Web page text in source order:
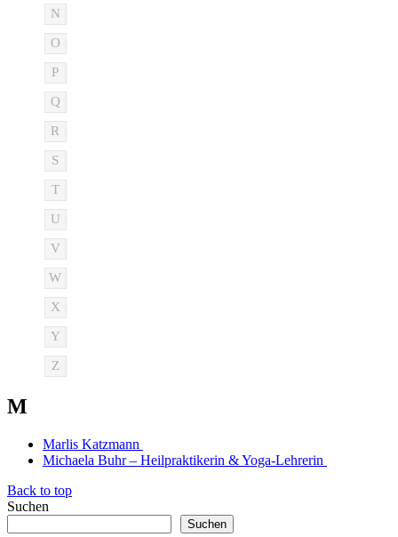
N
O
P
Q
R
S
T
U
V
W
X
Y
Z
M
Marlis Katzmann
Michaela Buhr – Heilpraktikerin & Yoga-Lehrerin
Back to top
Suchen
Suchen